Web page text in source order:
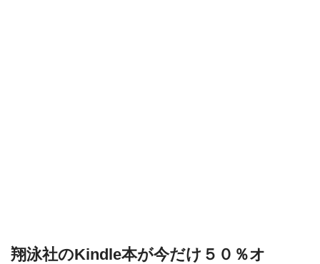
翔泳社のKindle本が今だけ５０％オ